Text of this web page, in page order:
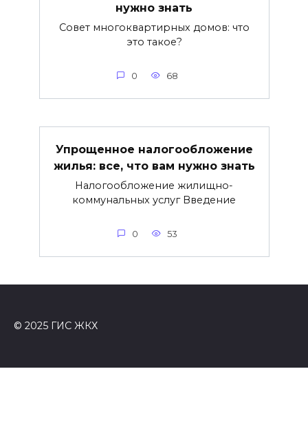
нужно знать
Совет многоквартирных домов: что
это такое?
0 68
Упрощенное налогообложение
жилья: все, что вам нужно знать
Налогообложение жилищно-
коммунальных услуг Введение
0 53
© 2025 ГИС ЖКХ